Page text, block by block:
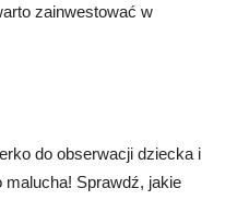
zainwestować w
do obserwacji dziecka i
Sprawdź, jakie